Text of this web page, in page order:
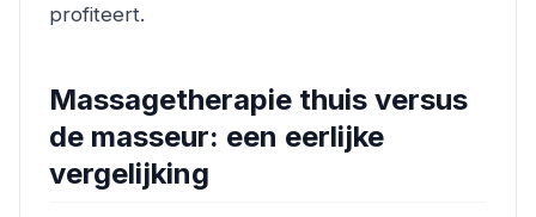
profiteert.
Massagetherapie thuis versus
de masseur: een eerlijke
vergelijking